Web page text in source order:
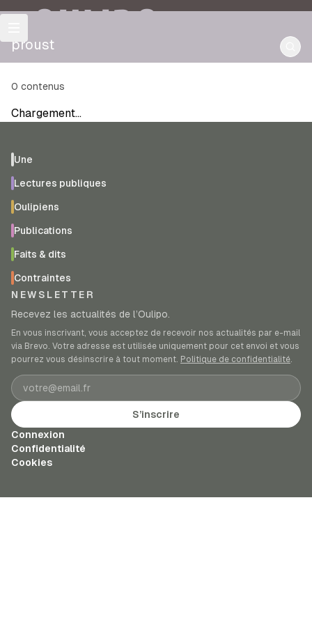
OULIPO
proust
0 contenus
Chargement…
Une
Lectures publiques
Oulipiens
Publications
Faits & dits
Contraintes
NEWSLETTER
Recevez les actualités de l’Oulipo.
En vous inscrivant, vous acceptez de recevoir nos actualités par e-mail
via Brevo. Votre adresse est utilisée uniquement pour cet envoi et vous
pourrez vous désinscrire à tout moment. Politique de confidentialité.
Adresse e-mail
S’inscrire
Connexion
Confidentialité
Cookies